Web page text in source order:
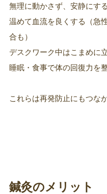
無理に動かさず、安静にす
温めて血流を良くする（急
合も）
デスクワーク中はこまめに
睡眠・食事で体の回復力を
これらは再発防止にもつな
鍼灸のメリット